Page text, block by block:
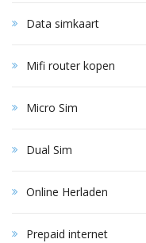
Data simkaart
Mifi router kopen
Micro Sim
Dual Sim
Online Herladen
Prepaid internet